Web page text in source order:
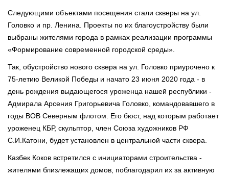
Следующими объектами посещения стали скверы на ул.
Головко и пр. Ленина. Проекты по их благоустройству были
выбраны жителями города в рамках реализации программы
«Формирование современной городской среды».
Так, обустройство нового сквера на ул. Головко приурочено к
75-летию Великой Победы и начато 23 июня 2020 года - в
день рождения выдающегося уроженца нашей республики -
Адмирала Арсения Григорьевича Головко, командовавшего в
годы ВОВ Северным флотом. Его бюст, над которым работает
уроженец КБР, скульптор, член Союза художников РФ
С.И.Катони, будет установлен в центральной части сквера.
Казбек Коков встретился с инициаторами строительства -
жителями близлежащих домов, поблагодарил их за активную